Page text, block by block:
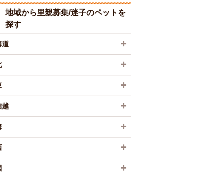
地域から里親募集/迷子のペットを
探す
道
越